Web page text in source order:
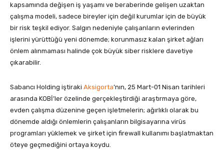
kapsamında değişen iş yaşamı ve beraberinde gelişen uzaktan
çalışma modeli, sadece bireyler için değil kurumlar için de büyük
bir risk teşkil ediyor. Salgın nedeniyle çalışanların evlerinden
işlerini yürüttüğü yeni dönemde; korunmasız kalan şirket ağları
önlem alınmaması halinde çok büyük siber risklere davetiye
çıkarabilir.
Sabancı Holding iştiraki Aksigorta’nın, 25 Mart-01 Nisan tarihleri
arasında KOBİ’ler özelinde gerçekleştirdiği araştırmaya göre,
evden çalışma düzenine geçen işletmelerin; ağırlıklı olarak bu
dönemde aldığı önlemlerin çalışanların bilgisayarına virüs
programları yüklemek ve şirket için firewall kullanımı başlatmaktan
öteye geçmediğini ortaya koydu.